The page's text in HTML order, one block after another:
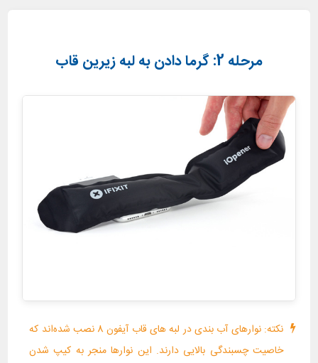
مرحله 2: گرما دادن به لبه زیرین قاب
نکته: نوارهای آب بندی در لبه های قاب آیفون 8 نصب شده‌اند که
خاصیت چسبندگی بالایی دارند. این نوارها منجر به کیپ شدن